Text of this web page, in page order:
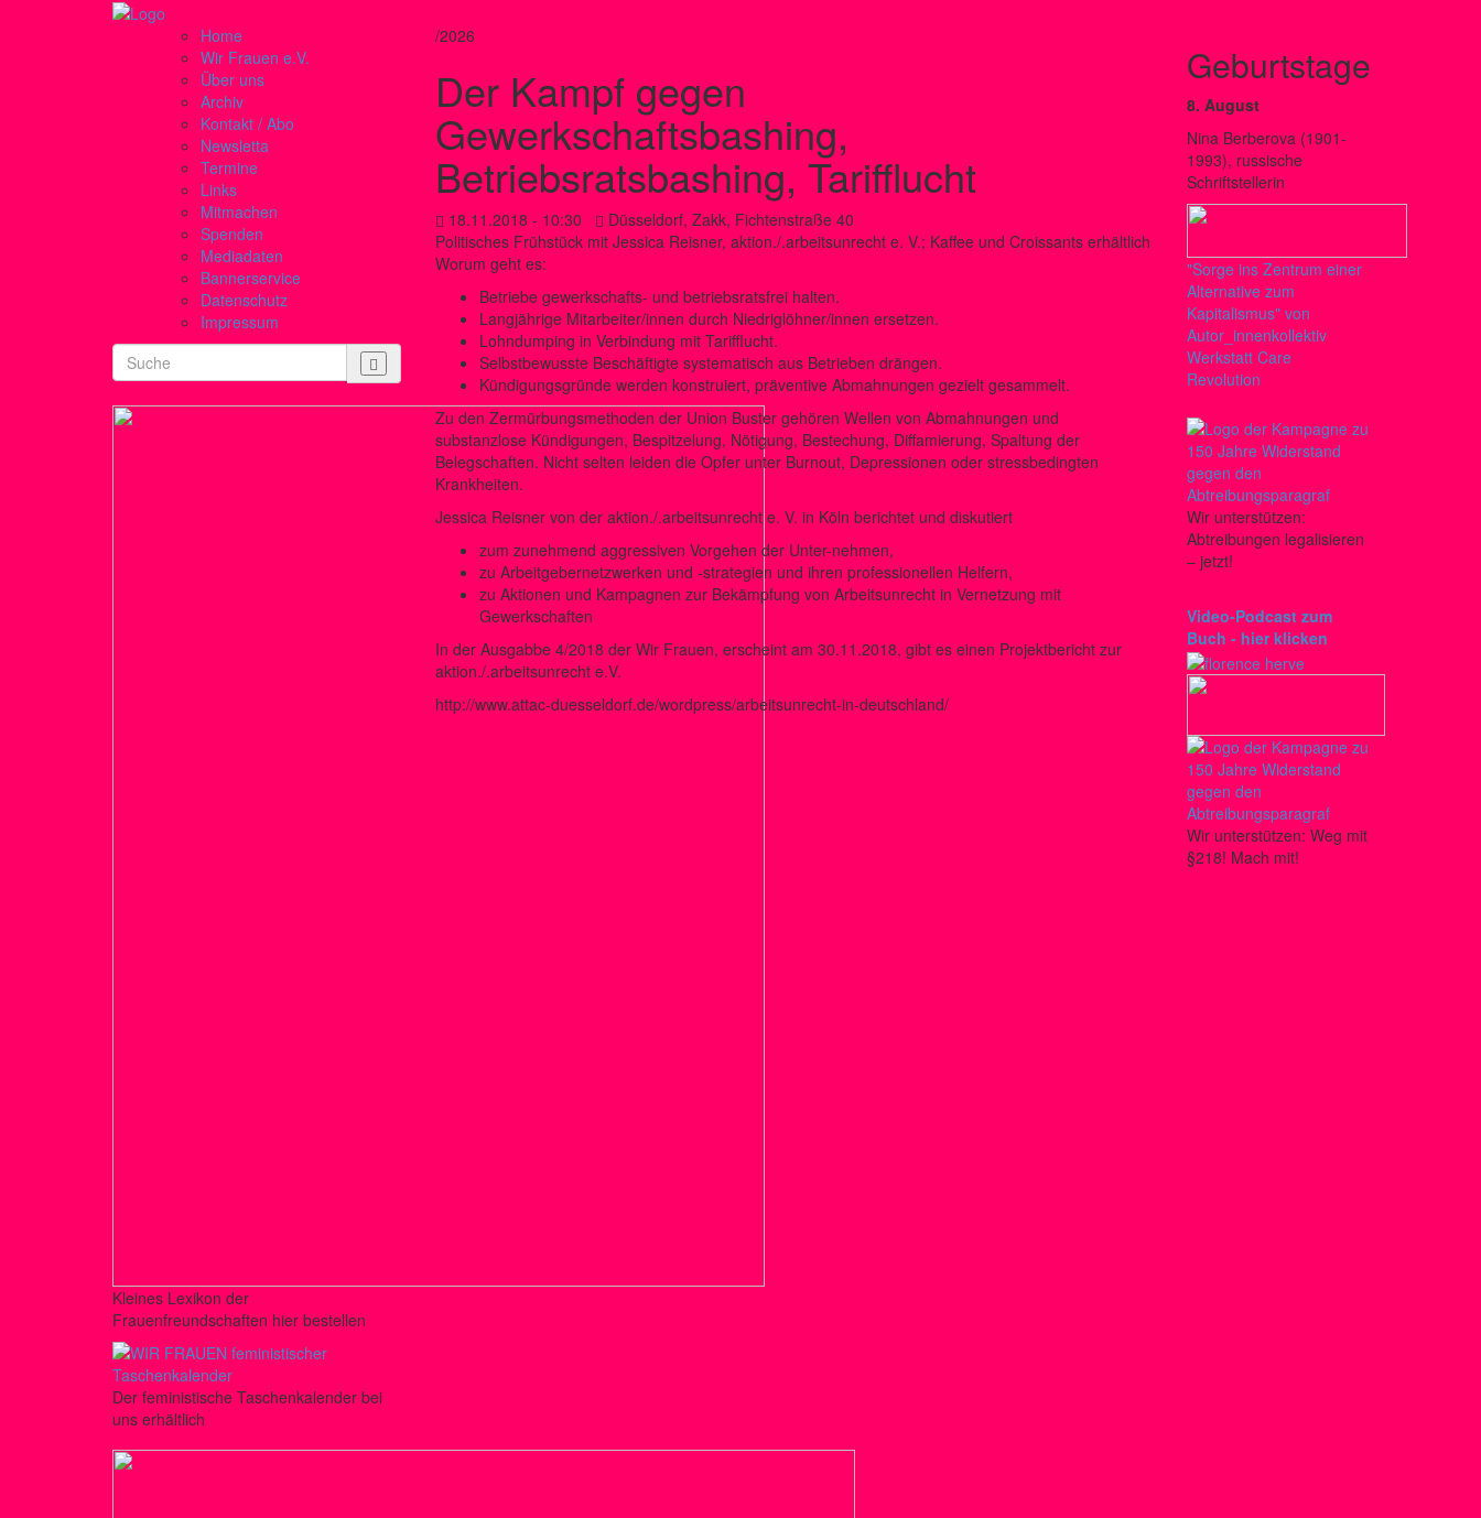
Home
Wir Frauen e.V.
Über uns
Archiv
Kontakt / Abo
Newsletta
Termine
Links
Mitmachen
Spenden
Mediadaten
Bannerservice
Datenschutz
Impressum
Kleines Lexikon der
Frauenfreundschaften hier bestellen
Der feministische Taschenkalender bei
uns erhältlich
/2026
Der Kampf gegen
Gewerkschaftsbashing,
Betriebsratsbashing, Tarifflucht
18.11.2018 - 10:30
Düsseldorf, Zakk, Fichtenstraße 40
Politisches Frühstück mit Jessica Reisner, aktion./.arbeitsunrecht e. V.; Kaffee und Croissants erhältlich
Worum geht es:
Betriebe gewerkschafts- und betriebsratsfrei halten.
Langjährige Mitarbeiter/innen durch Niedriglöhner/innen ersetzen.
Lohndumping in Verbindung mit Tarifflucht.
Selbstbewusste Beschäftigte systematisch aus Betrieben drängen.
Kündigungsgründe werden konstruiert, präventive Abmahnungen gezielt gesammelt.
Zu den Zermürbungsmethoden der Union Buster gehören Wellen von Abmahnungen und
substanzlose Kündigungen, Bespitzelung, Nötigung, Bestechung, Diffamierung, Spaltung der
Belegschaften. Nicht selten leiden die Opfer unter Burnout, Depressionen oder stressbedingten
Krankheiten.
Jessica Reisner von der aktion./.arbeitsunrecht e. V. in Köln berichtet und diskutiert
zum zunehmend aggressiven Vorgehen der Unter-nehmen,
zu Arbeitgebernetzwerken und -strategien und ihren professionellen Helfern,
zu Aktionen und Kampagnen zur Bekämpfung von Arbeitsunrecht in Vernetzung mit
Gewerkschaften
In der Ausgabbe 4/2018 der Wir Frauen, erscheint am 30.11.2018, gibt es einen Projektbericht zur
aktion./.arbeitsunrecht e.V.
http://www.attac-duesseldorf.de/wordpress/arbeitsunrecht-in-deutschland/
Geburtstage
8. August
Nina Berberova (1901-
1993), russische
Schriftstellerin
"Sorge ins Zentrum einer
Alternative zum
Kapitalismus" von
Autor_innenkollektiv
Werkstatt Care
Revolution
Wir unterstützen:
Abtreibungen legalisieren
– jetzt!
Video-Podcast zum
Buch - hier klicken
Wir unterstützen: Weg mit
§218! Mach mit!